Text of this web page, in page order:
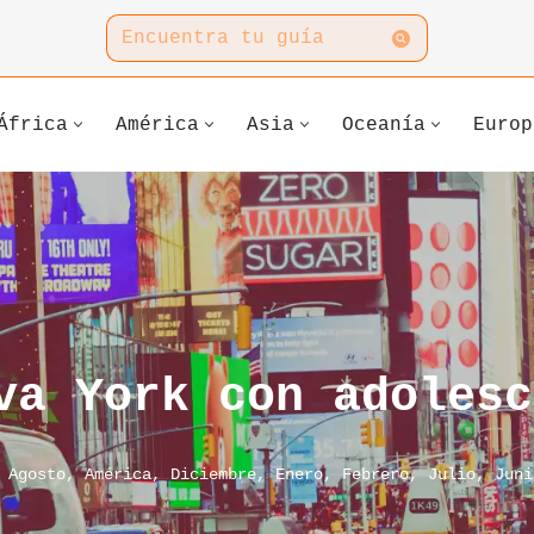
América Asia Oceanía
York con
Agosto,América,Diciembre,Enero,Febrero,Julio,